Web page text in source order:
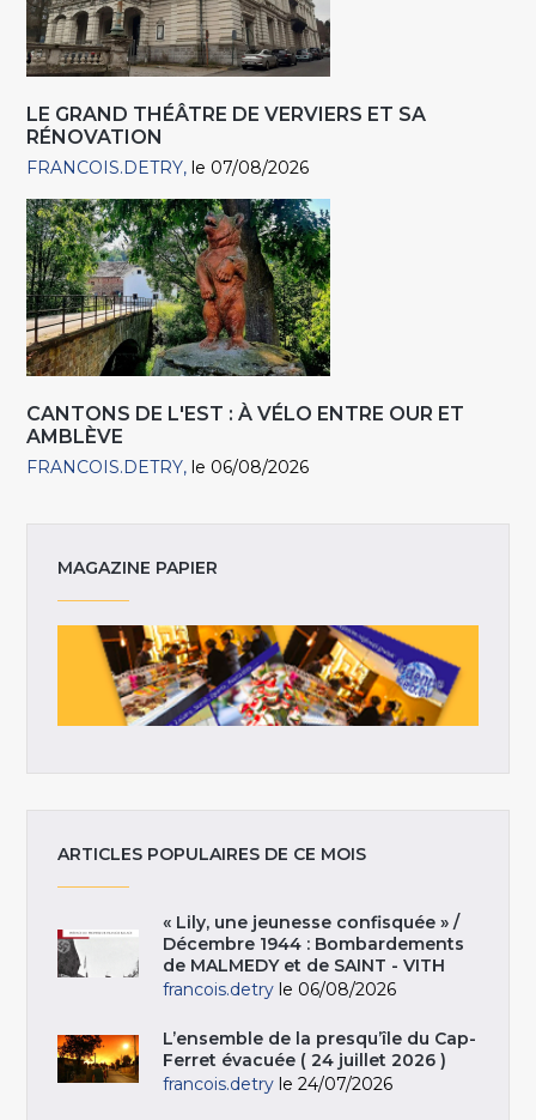
LE GRAND THÉÂTRE DE VERVIERS ET SA
RÉNOVATION
FRANCOIS.DETRY le 07/08/2026
CANTONS DE L'EST : À VÉLO ENTRE OUR ET
AMBLÈVE
FRANCOIS.DETRY le 06/08/2026
MAGAZINE PAPIER
ARTICLES POPULAIRES DE CE MOIS
« Lily, une jeunesse confisquée » /
Décembre 1944 : Bombardements
de MALMEDY et de SAINT - VITH
francois.detry le 06/08/2026
L’ensemble de la presqu’île du Cap-
Ferret évacuée ( 24 juillet 2026 )
francois.detry le 24/07/2026